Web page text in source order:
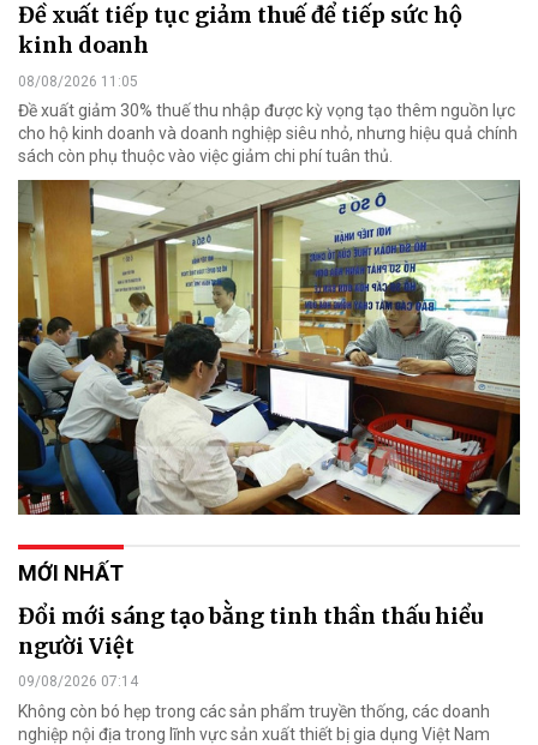
Đề xuất tiếp tục giảm thuế để tiếp sức hộ
kinh doanh
08/08/2026 11:05
Đề xuất giảm 30% thuế thu nhập được kỳ vọng tạo thêm nguồn lực
cho hộ kinh doanh và doanh nghiệp siêu nhỏ, nhưng hiệu quả chính
sách còn phụ thuộc vào việc giảm chi phí tuân thủ.
MỚI NHẤT
Đổi mới sáng tạo bằng tinh thần thấu hiểu
người Việt
09/08/2026 07:14
Không còn bó hẹp trong các sản phẩm truyền thống, các doanh
nghiệp nội địa trong lĩnh vực sản xuất thiết bị gia dụng Việt Nam